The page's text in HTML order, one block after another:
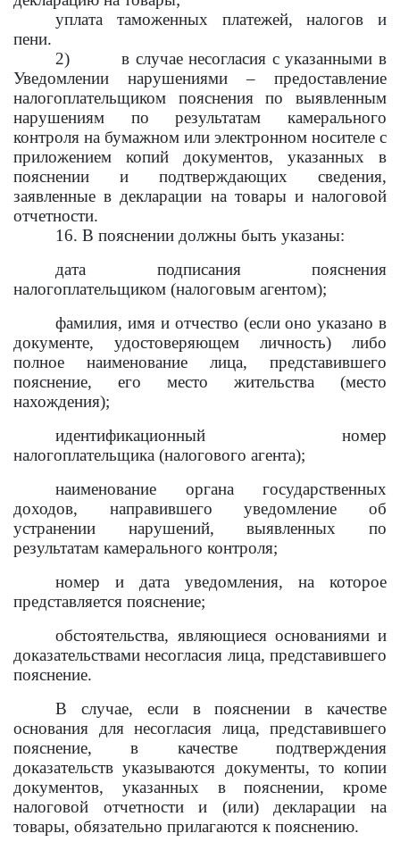
уплата таможенных платежей, налогов и
пени.
2)
в случае несогласия с указанными в
Уведомлении нарушениями – предоставление
налогоплательщиком пояснения по выявленным
нарушениям по результатам камерального
контроля на бумажном или электронном носителе с
приложением копий документов, указанных в
пояснении и подтверждающих сведения,
заявленные в декларации на товары и налоговой
отчетности.
16. В пояснении должны быть указаны:
дата подписания пояснения
налогоплательщиком (налоговым агентом);
фамилия, имя и отчество (если оно указано в
документе, удостоверяющем личность) либо
полное наименование лица, представившего
пояснение, его место жительства (место
нахождения);
идентификационный номер
налогоплательщика (налогового агента);
наименование органа
государственных
доходов, направившего уведомление об
устранении нарушений, выявленных по
результатам камерального контроля;
номер и дата уведомления, на которое
представляется пояснение;
обстоятельства, являющиеся основаниями и
доказательствами несогласия лица, представившего
пояснение.
В случае, если в пояснении в качестве
основания для несогласия лица, представившего
пояснение, в качестве подтверждения
доказательств указываются документы, то копии
документов, указанных в пояснении, кроме
налоговой отчетности и (или) декларации на
товары, обязательно прилагаются к пояснению.